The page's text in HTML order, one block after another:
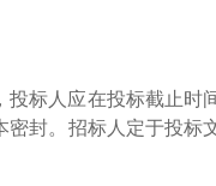
投标人应在投标截止时
封。招标人定于投